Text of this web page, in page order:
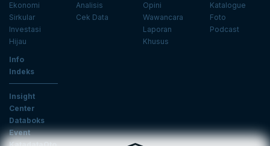
Ekonomi
Sirkular
Investasi
Hijau
Analisis
Cek Data
Opini
Wawancara
Laporan
Khusus
Katalogue
Foto
Podcast
Info
Indeks
Insight
Center
Databoks
Event